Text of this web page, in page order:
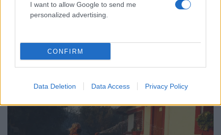
I want to allow Google to send me
personalized advertising.
CONFIRM
Data Deletion Data Access Privacy Policy
απεγκλωβισμούς πολιτών στην Κερατέα -
Απομάκρυναν πάνω από 20 πολίτες